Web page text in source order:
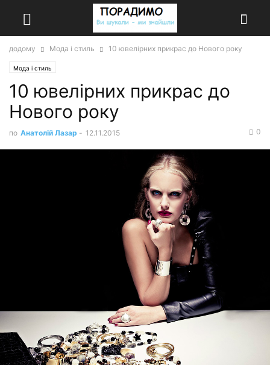
додому Мода і стиль 10 ювелірних прикрас до Нового року
Мода і стиль
10 ювелірних прикрас до
Нового року
по Анатолій Лазар - 12.11.2015 0